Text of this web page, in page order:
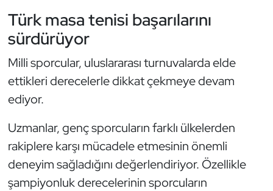
Türk masa tenisi başarılarını
sürdürüyor
Milli sporcular, uluslararası turnuvalarda elde
ettikleri derecelerle dikkat çekmeye devam
ediyor.
Uzmanlar, genç sporcuların farklı ülkelerden
rakiplere karşı mücadele etmesinin önemli
deneyim sağladığını değerlendiriyor. Özellikle
şampiyonluk derecelerinin sporcuların
Muay Thai
Okçuluk
Optimist
Özel Sporcular
Paralimpik